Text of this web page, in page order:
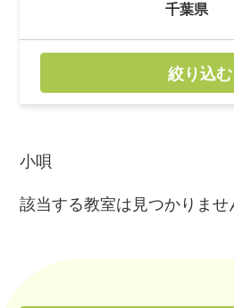
絞り込む
小唄
該当する教室は見つかりませ